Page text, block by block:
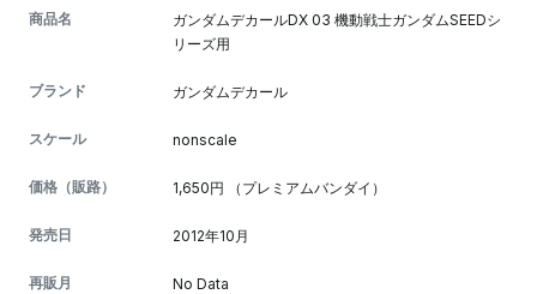
商品名
ガンダムデカールDX 03 機動戦士ガンダムSEEDシ
リーズ用
ブランド ガンダムデカール
スケール nonscale
価格（販路） 1,650円 （プレミアムバンダイ）
発売日 2012年10月
再販月 No Data